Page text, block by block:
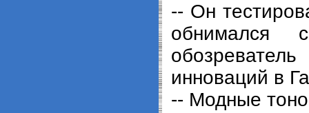
-- Он
обнимался
инноваций в
-- Модные